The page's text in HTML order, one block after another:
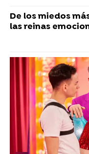
De los miedos
las reinas